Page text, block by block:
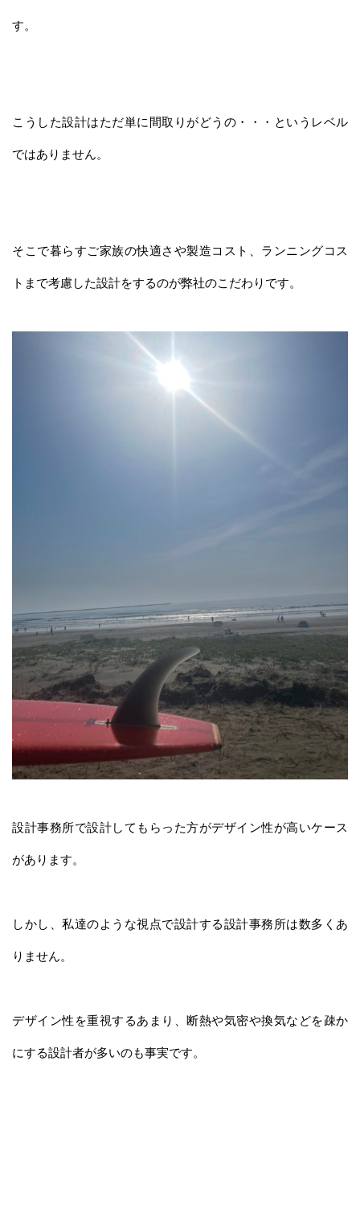
す。
こうした設計はただ単に間取りがどうの・・・というレベル
ではありません。
そこで暮らすご家族の快適さや製造コスト、ランニングコス
トまで考慮した設計をするのが弊社のこだわりです。
設計事務所で設計してもらった方がデザイン性が高いケース
があります。
しかし、私達のような視点で設計する設計事務所は数多くあ
りません。
デザイン性を重視するあまり、断熱や気密や換気などを疎か
にする設計者が多いのも事実です。